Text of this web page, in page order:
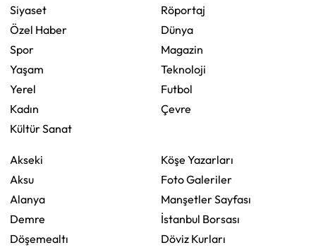
Siyaset
Özel Haber
Spor
Yaşam
Yerel
Kadın
Kültür Sanat
Röportaj
Dünya
Magazin
Teknoloji
Futbol
Çevre
Akseki
Aksu
Alanya
Demre
Döşemealtı
Köşe Yazarları
Foto Galeriler
Manşetler Sayfası
İstanbul Borsası
Döviz Kurları